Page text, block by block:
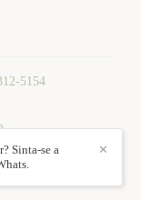
5154
✕
Sinta-se a